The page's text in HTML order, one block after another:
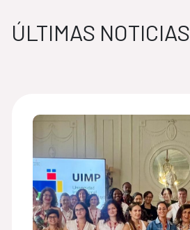
ÚLTIMAS NOTICIAS